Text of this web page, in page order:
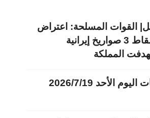
القوات المسلحة: اعتراض
وإسقاط 3 صواريخ إيرانية
المملكة
الأحد 2026/7/19